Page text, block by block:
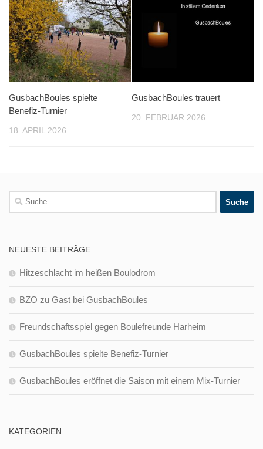
GusbachBoules spielte
Benefiz-Turnier
18. APRIL 2026
GusbachBoules trauert
20. FEBRUAR 2026
Suche
nach:
NEUESTE BEITRÄGE
Hitzeschlacht im heißen Boulodrom
BZO zu Gast bei GusbachBoules
Freundschaftsspiel gegen Boulefreunde Harheim
GusbachBoules spielte Benefiz-Turnier
GusbachBoules eröffnet die Saison mit einem Mix-Turnier
KATEGORIEN